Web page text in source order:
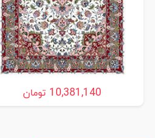
ریتا کد ۲ ساروق ،اراک
10,381,140 تومان